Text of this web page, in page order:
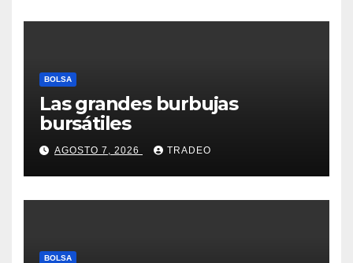
BOLSA
Las grandes burbujas
bursátiles
AGOSTO 7, 2026 TRADEO
BOLSA